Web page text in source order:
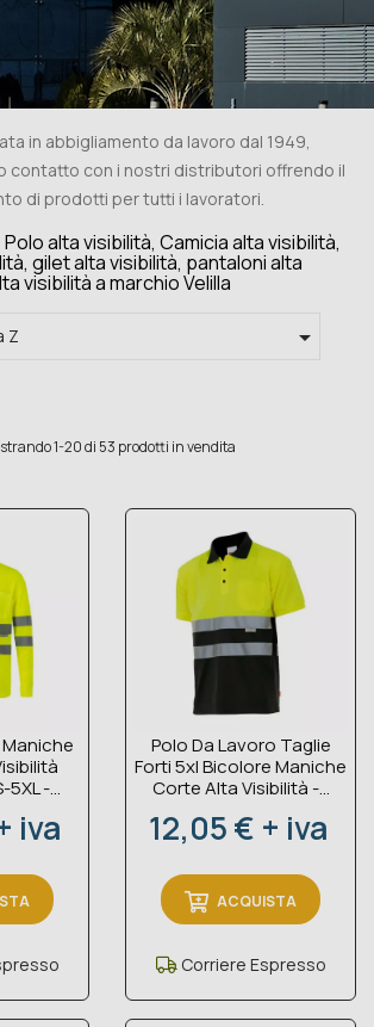
in abbigliamento da lavoro dal 1949,
contatto con i nostri distributori offrendo il
di prodotti per tutti i lavoratori.
alta visibilità, Camicia alta visibilità,
gilet alta visibilità, pantaloni alta
visibilità a marchio Velilla
Z 
1-20 di 53 prodotti in vendita
5XL -...
iva
Polo Da Lavoro Taglie
Forti 5xl Bicolore Maniche
Corte Alta Visibilità -...
Prezzo
12,05 € + iva
ACQUISTA
Corriere Espresso